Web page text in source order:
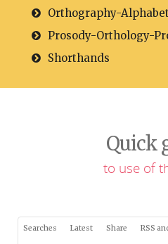
Orthography-Alphabet
Prosody-Orthology-
Shorthands
Quick
to use of
Searches Latest Share RSS